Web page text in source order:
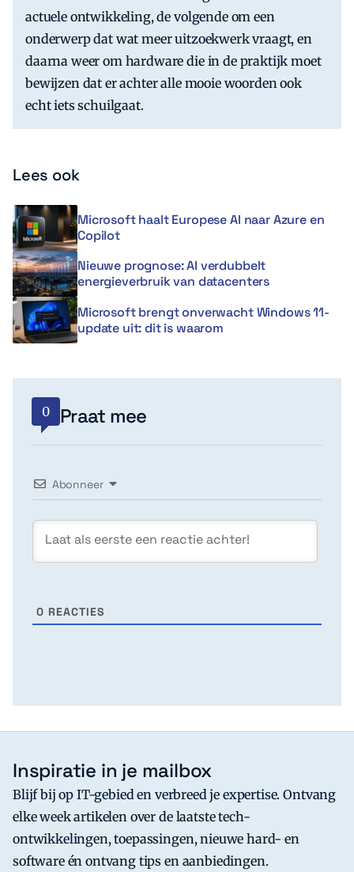
actuele ontwikkeling, de volgende om een
onderwerp dat wat meer uitzoekwerk vraagt, en
daarna weer om hardware die in de praktijk moet
bewijzen dat er achter alle mooie woorden ook
echt iets schuilgaat.
Lees ook
Microsoft haalt Europese AI naar Azure en
Copilot
Nieuwe prognose: AI verdubbelt
energieverbruik van datacenters
Microsoft brengt onverwacht Windows 11-
update uit: dit is waarom
0 Praat mee
Abonneer
0 REACTIES
Inspiratie in je mailbox
Blijf bij op IT-gebied en verbreed je expertise. Ontvang
elke week artikelen over de laatste tech-
ontwikkelingen, toepassingen, nieuwe hard- en
software én ontvang tips en aanbiedingen.